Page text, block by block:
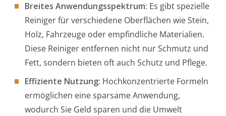
Breites Anwendungsspektrum: Es gibt spezielle
Reiniger für verschiedene Oberflächen wie Stein,
Holz, Fahrzeuge oder empfindliche Materialien.
Diese Reiniger entfernen nicht nur Schmutz und
Fett, sondern bieten oft auch Schutz und Pflege.
Effiziente Nutzung: Hochkonzentrierte Formeln
ermöglichen eine sparsame Anwendung,
wodurch Sie Geld sparen und die Umwelt